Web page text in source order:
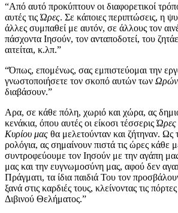
“Από αυτό προκύπτουν οι διαφορετικοί
αυτές τις Ώρες. Σε κάποιες περιπτώσεις, η
άλλες συμπαθεί με αυτόν, σε άλλους τον
πάσχοντα Ιησούν, τον ανταποδοτεί, του
αιτείται, κ.λπ.”
“Όπως, επομένως, σας εμπιστεύομαι την
γνωστοποιήσετε τον σκοπό αυτών των Ωρών
διαβάσουν.”
Αρα, σε κάθε πόλη, χωριό και χώρα, ας
κενάκια, όπου αυτές οι είκοσι τέσσερις Ώρες
Κυρίου μας θα μελετούνταν και ζήτηναν. Ως
ρολόγια, ας σημαίνουν πιστά τις ώρες κάθε
συντροφεύουμε τον Ιησούν με την αγάπη
μας και την ευγνωμοσύνη μας, αφού δεν
Πράγματι, τα ίδια παιδιά Του τον
ξανά στις καρδιές τους, κλείνοντας τις
Διβινού Θελήματος.”